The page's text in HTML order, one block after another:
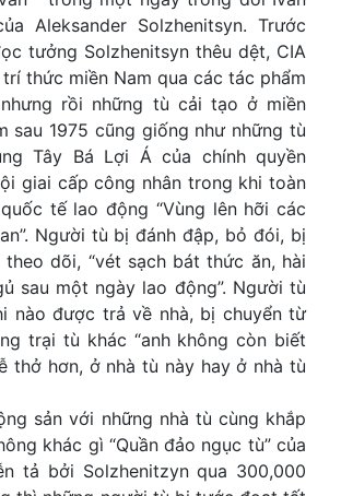
Aleksander Solzhenitsyn. Trước
tưởng Solzhenitsyn thêu dệt, CIA
trí thức miền Nam qua các tác phẩm
rồi những tù cải tạo ở miền
sau 1975 cũng giống như những tù
Tây Bá Lợi Á của chính quyền
giai cấp công nhân trong khi toàn
tế lao động “Vùng lên hỡi các
Người tù bị đánh đập, bỏ đói, bị
theo dõi, “vét sạch bát thức ăn, hài
sau một ngày lao động”. Người tù
nào được trả về nhà, bị chuyển từ
trại tù khác “anh không còn biết
thở hơn, ở nhà tù này hay ở nhà tù
sản với những nhà tù cùng khắp
khác gì “Quần đảo ngục tù” của
tả bởi Solzhenitzyn qua 300,000